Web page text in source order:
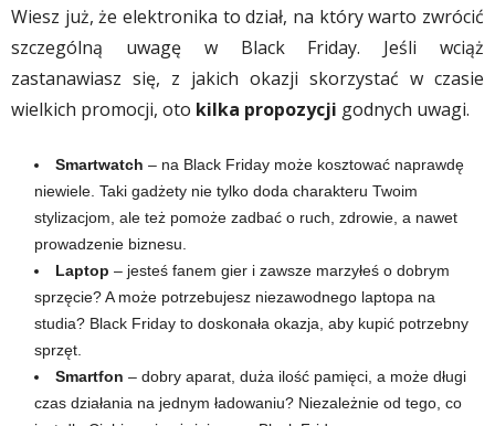
Wiesz już, że elektronika to dział, na który warto zwrócić
szczególną uwagę w Black Friday. Jeśli wciąż
zastanawiasz się, z jakich okazji skorzystać w czasie
wielkich promocji, oto kilka propozycji godnych uwagi.
Smartwatch – na Black Friday może kosztować naprawdę
niewiele. Taki gadżety nie tylko doda charakteru Twoim
stylizacjom, ale też pomoże zadbać o ruch, zdrowie, a nawet
prowadzenie biznesu.
Laptop – jesteś fanem gier i zawsze marzyłeś o dobrym
sprzęcie? A może potrzebujesz niezawodnego laptopa na
studia? Black Friday to doskonała okazja, aby kupić potrzebny
sprzęt.
Smartfon – dobry aparat, duża ilość pamięci, a może długi
czas działania na jednym ładowaniu? Niezależnie od tego, co